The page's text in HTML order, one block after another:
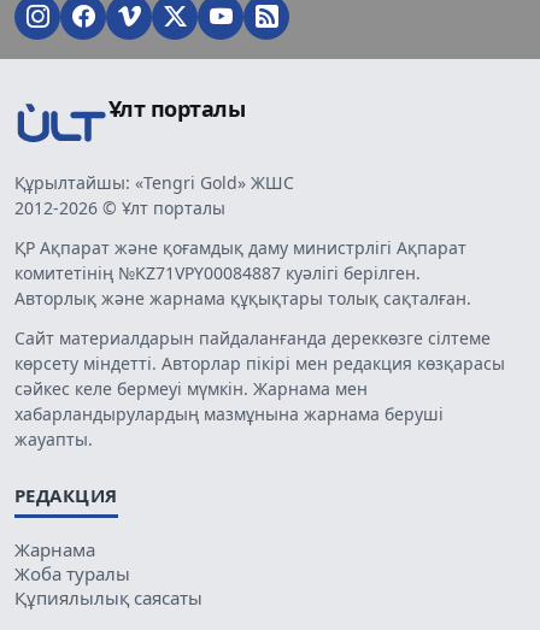
Ұлт порталы
Құрылтайшы: «Tengri Gold» ЖШС
2012-2026 © Ұлт порталы
ҚР Ақпарат және қоғамдық даму министрлігі Ақпарат
комитетінің №KZ71VPY00084887 куәлігі берілген.
Авторлық және жарнама құқықтары толық сақталған.
Сайт материалдарын пайдаланғанда дереккөзге сілтеме
көрсету міндетті. Авторлар пікірі мен редакция көзқарасы
сәйкес келе бермеуі мүмкін. Жарнама мен
хабарландырулардың мазмұнына жарнама беруші
жауапты.
РЕДАКЦИЯ
Жарнама
Жоба туралы
Құпиялылық саясаты